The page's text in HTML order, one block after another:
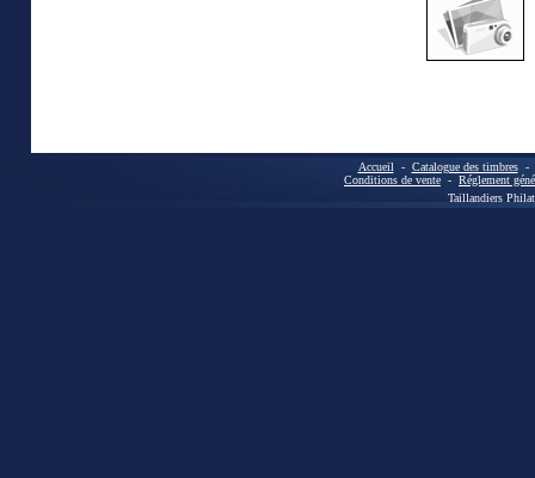
Accueil - Catalogue des timbres-
Conditions de vente - Réglement
Taillandiers